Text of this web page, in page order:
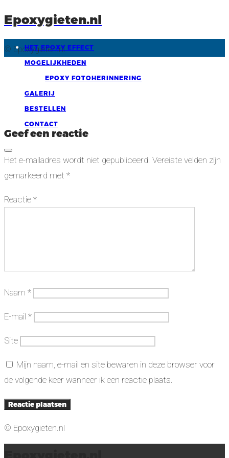
Epoxygieten.nl
HET EPOXY EFFECT
MOGELIJKHEDEN
EPOXY FOTOHERINNERING
GALERIJ
BESTELLEN
CONTACT
© Epoxygieten.nl
Geef een reactie
Het e-mailadres wordt niet gepubliceerd. Vereiste velden zijn
gemarkeerd met *
Reactie *
Naam *
E-mail *
Site
Mijn naam, e-mail en site bewaren in deze browser voor
de volgende keer wanneer ik een reactie plaats.
© Epoxygieten.nl